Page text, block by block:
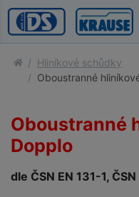
Hliníkové schůdky
Oboustranné
Oboustranné
Dopplo
dle ČSN EN 131-1,